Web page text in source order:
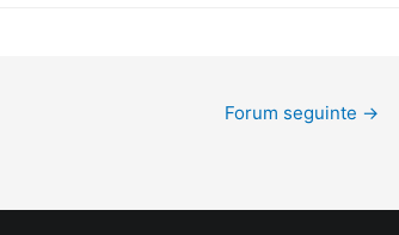
Forum seguinte →